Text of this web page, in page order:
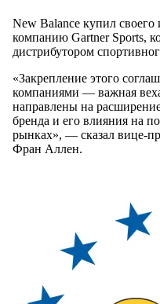
New Balance купил
компанию Gartner Sports,
дистрибутором
«Закрепление этого
компаниями — важная
направлены на
бренда и его влияния на
рынках», — сказал вице-
Фран Аллен.